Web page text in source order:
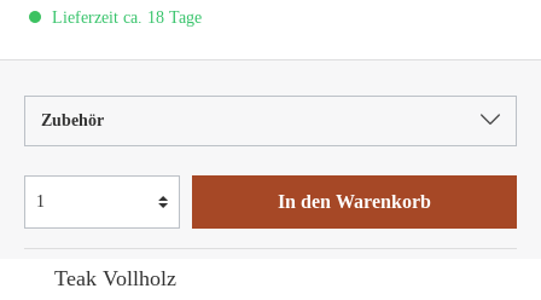
Teak Vollholz
Lieferzeit ca. 18 Tage
Zubehör
In den Warenkorb